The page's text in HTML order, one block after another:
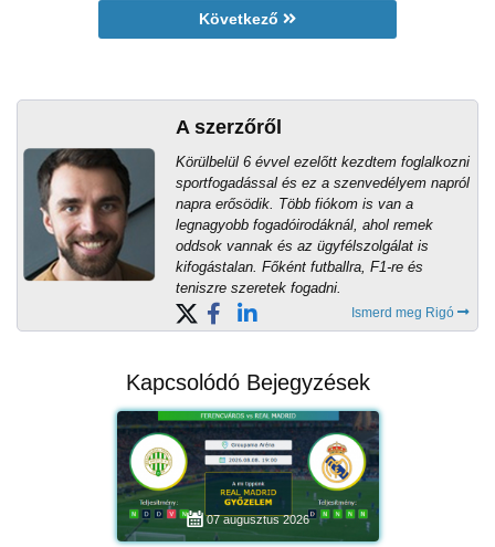
Következő
A szerzőről
Körülbelül 6 évvel ezelőtt kezdtem foglalkozni
sportfogadással és ez a szenvedélyem napról
napra erősödik. Több fiókom is van a
legnagyobb fogadóirodáknál, ahol remek
oddsok vannak és az ügyfélszolgálat is
kifogástalan. Főként futballra, F1-re és
teniszre szeretek fogadni.
Ismerd meg Rigó
Kapcsolódó Bejegyzések
07 augusztus 2026